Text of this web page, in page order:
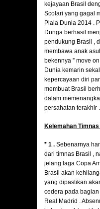
kejayaan Brasil
Scolari yang gagal
Piala Dunia 2014 .
Dunga berhasil
pendukung Brasil ,
membawa anak
bekennya ” move
Dunia kemarin
kepercayaan diri
membuat Brasil
dalam
persahatan terakhir .
Kelemahan
* 1 . Sebenarnya
dari timnas Brasil ,
jelang laga Copa
Brasil akan
yang dipastikan
cedera pada
Real Madrid .